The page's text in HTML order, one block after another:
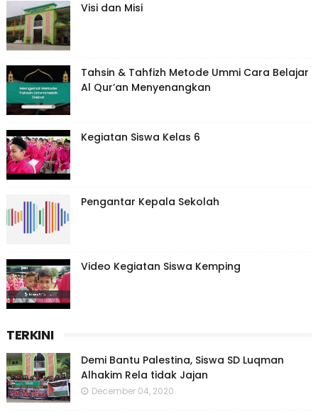
Visi dan Misi
Tahsin & Tahfizh Metode Ummi Cara Belajar
Al Qur’an Menyenangkan
Kegiatan Siswa Kelas 6
Pengantar Kepala Sekolah
Video Kegiatan Siswa Kemping
TERKINI
Demi Bantu Palestina, Siswa SD Luqman
Alhakim Rela tidak Jajan
December 04, 2020